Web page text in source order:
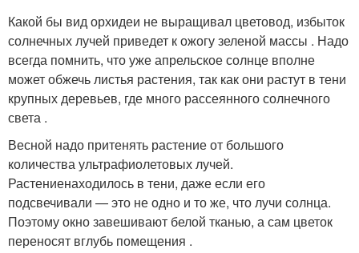
Какой бы вид орхидеи не выращивал цветовод, избыток
солнечных лучей приведет к ожогу зеленой массы . Надо
всегда помнить, что уже апрельское солнце вполне
может обжечь листья растения, так как они растут в тени
крупных деревьев, где много рассеянного солнечного
света .
Весной надо притенять растение от большого
количества ультрафиолетовых лучей.
Растениенаходилось в тени, даже если его
подсвечивали — это не одно и то же, что лучи солнца.
Поэтому окно завешивают белой тканью, а сам цветок
переносят вглубь помещения .